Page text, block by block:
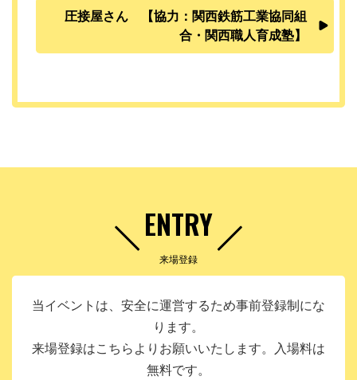
圧接屋さん 【協力：関西鉄筋工業協同組
合・関西職人育成塾】
ENTRY
来場登録
当イベントは、安全に運営するため事前登録制にな
ります。
来場登録はこちらよりお願いいたします。入場料は
無料です。